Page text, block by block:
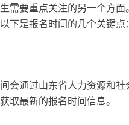
需要重点关注的另一个方
下是报名时间的几个关键点
会通过山东省人力资源和
取最新的报名时间信息。